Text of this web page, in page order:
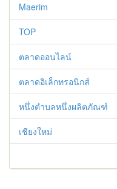
Maerim
TOP
ตลาดออนไลน์
ตลาดอิเล็กทรอนิกส์
หนึ่งตำบลหนึ่งผลิตภัณฑ์
เชียงใหม่